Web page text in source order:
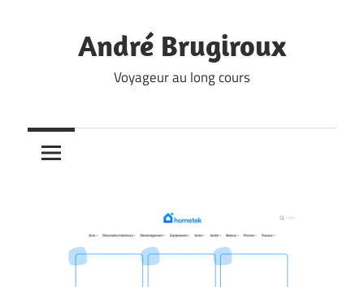
André Brugiroux
Voyageur au long cours